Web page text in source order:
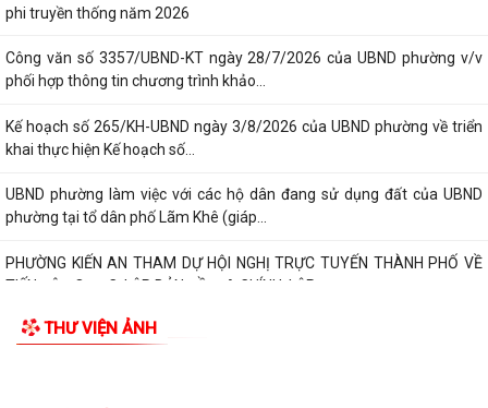
phi truyền thống năm 2026
Công văn số 3357/UBND-KT ngày 28/7/2026 của UBND phường v/v
phối hợp thông tin chương trình khảo...
Kế hoạch số 265/KH-UBND ngày 3/8/2026 của UBND phường về triển
khai thực hiện Kế hoạch số...
UBND phường làm việc với các hộ dân đang sử dụng đất của UBND
phường tại tổ dân phố Lãm Khê (giáp...
PHƯỜNG KIẾN AN THAM DỰ HỘI NGHỊ TRỰC TUYẾN THÀNH PHỐ VỀ
TIẾN ĐỘ ĐO ĐẠC, LẬP BẢN ĐỒ ĐỊA CHÍNH, LẬP...
Khai mạc huấn luyện Dân quân tự vệ tại chỗ năm 2026
THƯ VIỆN ẢNH